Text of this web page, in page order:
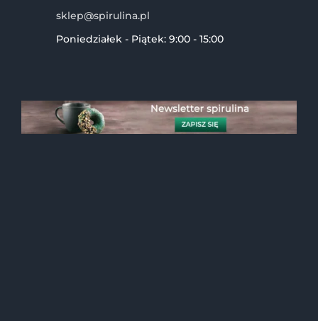
sklep@spirulina.pl
Poniedziałek - Piątek: 9:00 - 15:00